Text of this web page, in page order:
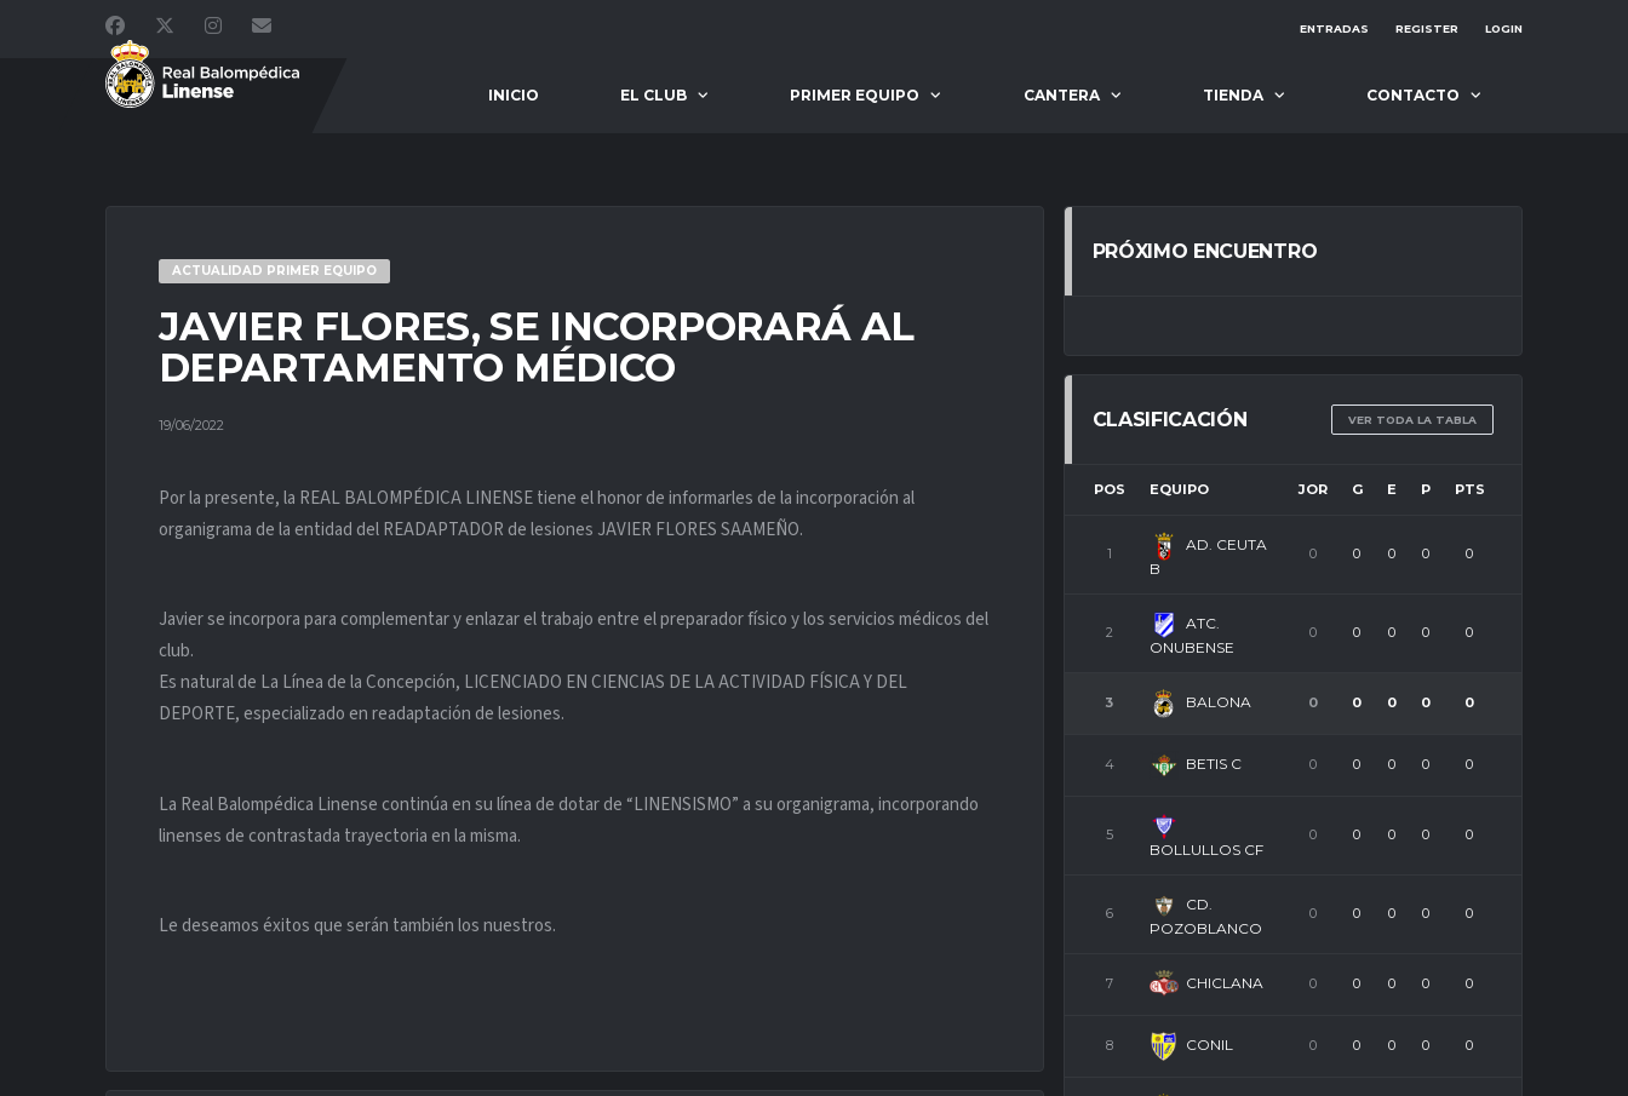
ENTRADAS REGISTER LOGIN
INICIO EL CLUB PRIMER EQUIPO CANTERA TIENDA CONTACTO
ACTUALIDAD PRIMER EQUIPO
JAVIER FLORES, SE INCORPORARÁ AL
DEPARTAMENTO MÉDICO
19/06/2022
Por la presente, la REAL BALOMPÉDICA LINENSE tiene el honor de informarles de la incorporación al
organigrama de la entidad del READAPTADOR de lesiones JAVIER FLORES SAAMEÑO.
Javier se incorpora para complementar y enlazar el trabajo entre el preparador físico y los servicios médicos del
club.
Es natural de La Línea de la Concepción, LICENCIADO EN CIENCIAS DE LA ACTIVIDAD FÍSICA Y DEL
DEPORTE, especializado en readaptación de lesiones.
La Real Balompédica Linense continúa en su línea de dotar de “LINENSISMO” a su organigrama, incorporando
linenses de contrastada trayectoria en la misma.
Le deseamos éxitos que serán también los nuestros.
PRÓXIMO ENCUENTRO
CLASIFICACIÓN VER TODA LA TABLA
POS EQUIPO JOR G E P PTS
1
AD. CEUTA
B
0 0 0 0 0
2
ATC.
ONUBENSE
0 0 0 0 0
3 BALONA 0 0 0 0 0
4 BETIS C 0 0 0 0 0
5
BOLLULLOS CF
0 0 0 0 0
6
CD.
POZOBLANCO
0 0 0 0 0
7 CHICLANA 0 0 0 0 0
8 CONIL 0 0 0 0 0